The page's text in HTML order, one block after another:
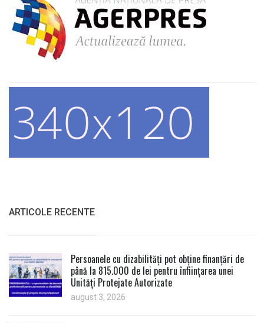
ARTICOLE RECENTE
Persoanele cu dizabilități pot obține finanțări de
până la 815.000 de lei pentru înființarea unei
Unități Protejate Autorizate
august 3, 2026